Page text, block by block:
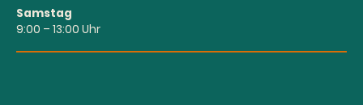
Samstag
9:00 – 13:00 Uhr